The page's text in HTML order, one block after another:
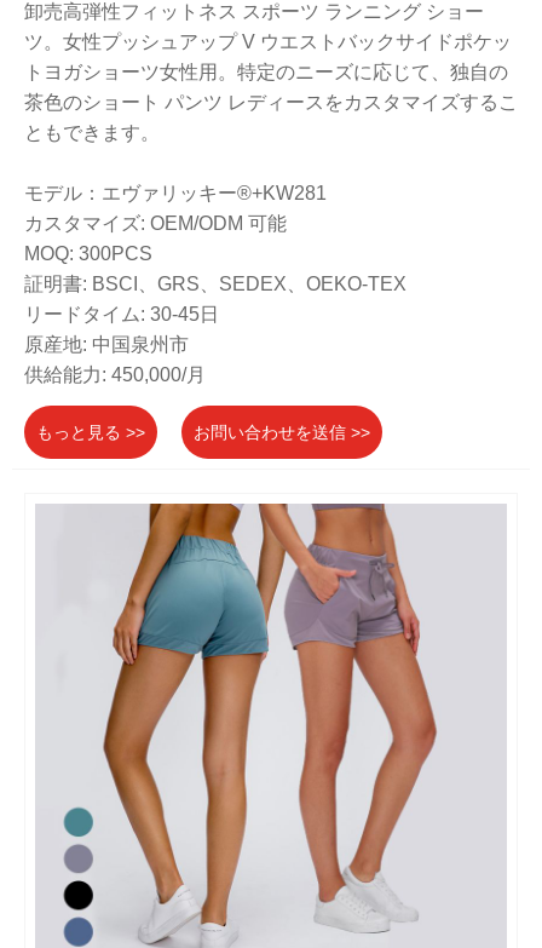
卸売高弾性フィットネス スポーツ ランニング ショー
ツ。女性プッシュアップ V ウエストバックサイドポケッ
トヨガショーツ女性用。特定のニーズに応じて、独自の
茶色のショート パンツ レディースをカスタマイズするこ
ともできます。
モデル：エヴァリッキー®+KW281
カスタマイズ: OEM/ODM 可能
MOQ: 300PCS
証明書: BSCI、GRS、SEDEX、OEKO-TEX
リードタイム: 30-45日
原産地: 中国泉州市
供給能力: 450,000/月
もっと見る >> お問い合わせを送信 >>